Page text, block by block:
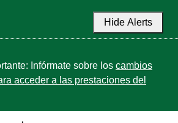
Hide Alerts
Infórmate sobre los cambios
acceder a las prestaciones del